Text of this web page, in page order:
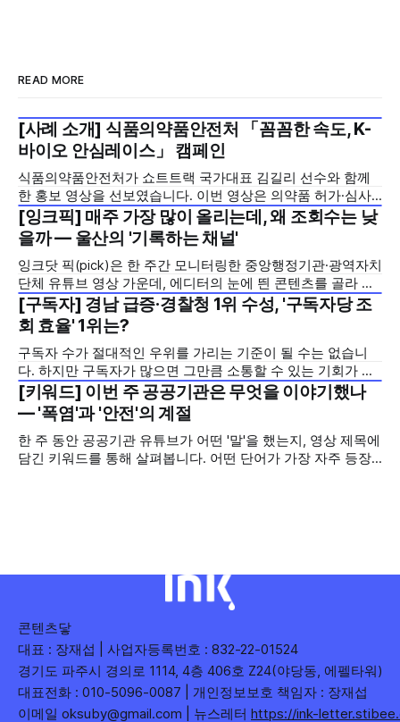
READ MORE
2026년 7월 5주
[사례 소개] 식품의약품안전처 「꼼꼼한 속도, K-
바이오 안심레이스」 캠페인
식품의약품안전처가 쇼트트랙 국가대표 김길리 선수와 함께
한 홍보 영상을 선보였습니다. 이번 영상은 의약품 허가·심사
기간을 기존 420일에서 240일로 단축한 정책을 국민에게 쉽
고 친근하게 알리기 위해 제작한 것으로, 딱딱하게 느껴질 수
있는 규제 정책을, 빙판 위에서 빠른 스피드와 꼼꼼한 준비를
모두 갖춘 김길리 선수의 이미지에 빗대어 풀어낸 것이 특징입
니다. '빠르지만
2026년 7월 5주
[잉크픽] 매주 가장 많이 올리는데, 왜 조회수는 낮
을까 — 울산의 '기록하는 채널'
잉크닷 픽(pick)은 한 주간 모니터링한 중앙행정기관·광역자치
단체 유튜브 영상 가운데, 에디터의 눈에 띈 콘텐츠를 골라 그
시도와 의미를 들여다보는 코너입니다. 조회수 순위표 맨 위에
오르지는 못했지만, 다른 채널이 가지 않은 길을 택한 콘텐츠
를 소개합니다. 이번 주는 특정 영상 한 편이 아니라, 채널 하나
의 '변화'를 이야기하려
2026년 7월 5주
[구독자] 경남 급증·경찰청 1위 수성, '구독자당 조
회 효율' 1위는?
구독자 수가 절대적인 우위를 가리는 기준이 될 수는 없습니
다. 하지만 구독자가 많으면 그만큼 소통할 수 있는 기회가 많
아집니다. 소통은 곧 채널의 신뢰로 이어집니다. 억지로 구독
자를 확보하기보다는 소통하는, 그래서 충성도 높은 구독자를
다수 확보하길 바라는 마음을 담아, 중앙행정기관과 광역자치
단체 유튜브 채널의 구독자를 월 단위로 분석합니다. 중앙행정
기관과 광역자치단체 유튜브 채널의 구독자를 통합하여
2026년 7월 5주
[키워드] 이번 주 공공기관은 무엇을 이야기했나
— '폭염'과 '안전'의 계절
한 주 동안 공공기관 유튜브가 어떤 '말'을 했는지, 영상 제목에
담긴 키워드를 통해 살펴봅니다. 어떤 단어가 가장 자주 등장
콘텐츠닿
대표 : 장재섭 | 사업자등록번호 : 832-22-01524
경기도 파주시 경의로 1114, 4층 406호 Z24(야당동, 에펠타워)
대표전화 : 010-5096-0087 | 개인정보보호 책임자 : 장재섭
이메일 oksuby@gmail.com | 뉴스레터 https://ink-